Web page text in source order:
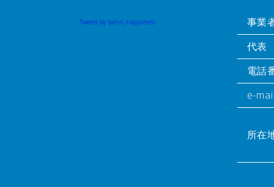
Tweets by benri_happiness
事業
代表
電話
e-
所在